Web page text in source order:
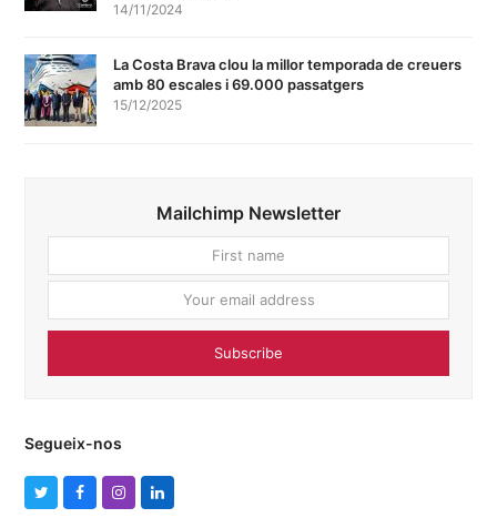
14/11/2024
La Costa Brava clou la millor temporada de creuers
amb 80 escales i 69.000 passatgers
15/12/2025
Mailchimp Newsletter
name
Subscribe
Segueix-nos